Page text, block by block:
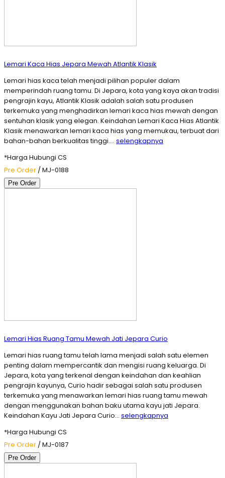
Lemari Kaca Hias Jepara Mewah Atlantik Klasik
Lemari hias kaca telah menjadi pilihan populer dalam
memperindah ruang tamu. Di Jepara, kota yang kaya akan tradisi
pengrajin kayu, Atlantik Klasik adalah salah satu produsen
terkemuka yang menghadirkan lemari kaca hias mewah dengan
sentuhan klasik yang elegan. Keindahan Lemari Kaca Hias Atlantik
Klasik menawarkan lemari kaca hias yang memukau, terbuat dari
bahan-bahan berkualitas tinggi…. selengkapnya
*Harga Hubungi CS
Pre Order / MJ-0188
Pre Order
Lemari Hias Ruang Tamu Mewah Jati Jepara Curio
Lemari hias ruang tamu telah lama menjadi salah satu elemen
penting dalam mempercantik dan mengisi ruang keluarga. Di
Jepara, kota yang terkenal dengan keindahan dan keahlian
pengrajin kayunya, Curio hadir sebagai salah satu produsen
terkemuka yang menawarkan lemari hias ruang tamu mewah
dengan menggunakan bahan baku utama kayu jati Jepara.
Keindahan Kayu Jati Jepara Curio… selengkapnya
*Harga Hubungi CS
Pre Order / MJ-0187
Pre Order